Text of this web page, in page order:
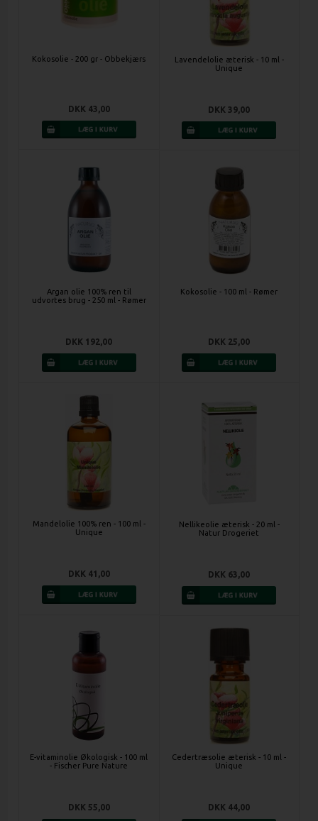
Kokosolie - 200 gr - Obbekjærs
DKK 43,00
Lavendelolie æterisk - 10 ml -
Unique
DKK 39,00
Argan olie 100% ren til
udvortes brug - 250 ml - Rømer
DKK 192,00
Kokosolie - 100 ml - Rømer
DKK 25,00
Mandelolie 100% ren - 100 ml -
Unique
DKK 41,00
Nellikeolie æterisk - 20 ml -
Natur Drogeriet
DKK 63,00
E-vitaminolie Økologisk - 100 ml
- Fischer Pure Nature
DKK 55,00
Cedertræsolie æterisk - 10 ml -
Unique
DKK 44,00